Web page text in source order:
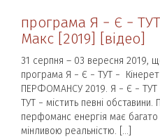
програма Я − Є − ТУТ
Макс [2019] [відео]
31 серпня – 03 вересня 2019,
програма Я − Є − ТУТ −
ПЕРФОМАНСУ 2019. Я − Є − ТУТ
ТУТ − містить певні
перфоманс енергія має багато
мінливою реальністю. […]